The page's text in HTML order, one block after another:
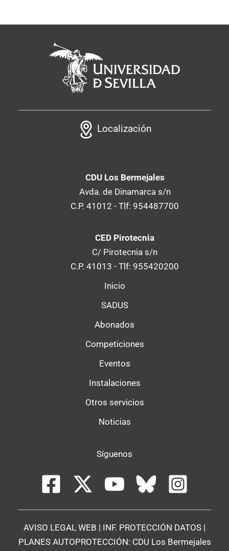
Localización
CDU Los Bermejales
Avda. de Dinamarca s/n
C.P. 41012 - Tlf: 954487700
CED Pirotecnia
C/ Pirotecnia s/n
C.P. 41013 - Tlf: 955420200
Inicio
SADUS
Abonados
Competiciones
Eventos
Instalaciones
Otros servicios
Noticias
Síguenos
AVISO LEGAL WEB | INF. PROTECCIÓN DATOS |
PLANES AUTOPROTECCIÓN: CDU Los Bermejales